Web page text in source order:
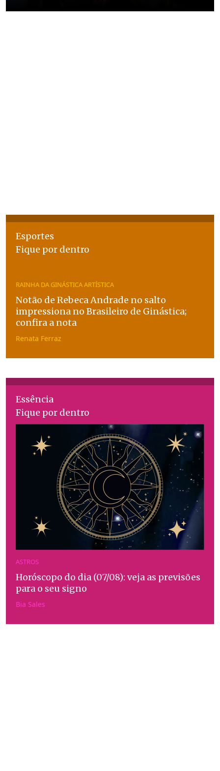
Esportes
Fique por dentro
RAINHA DA GINÁSTICA ARTÍSTICA
Notão de Rebeca Andrade no salto
impressiona no Brasileiro de Ginástica;
confira a nota
Renata Ferraz
Essência
Fique por dentro
ASTROS
Horóscopo do dia (07/08): veja as previsões
para o seu signo
Bia Sales